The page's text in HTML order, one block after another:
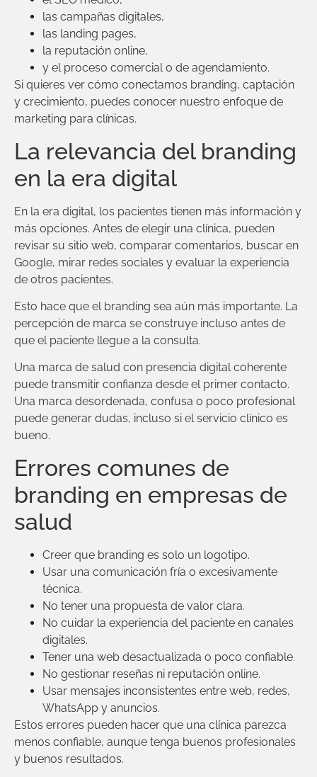
las campañas digitales,
las landing pages,
la reputación online,
y el proceso comercial o de agendamiento.
Si quieres ver cómo conectamos branding, captación
y crecimiento, puedes conocer nuestro enfoque de
marketing para clínicas.
La relevancia del branding
en la era digital
En la era digital, los pacientes tienen más información y
más opciones. Antes de elegir una clínica, pueden
revisar su sitio web, comparar comentarios, buscar en
Google, mirar redes sociales y evaluar la experiencia
de otros pacientes.
Esto hace que el branding sea aún más importante. La
percepción de marca se construye incluso antes de
que el paciente llegue a la consulta.
Una marca de salud con presencia digital coherente
puede transmitir confianza desde el primer contacto.
Una marca desordenada, confusa o poco profesional
puede generar dudas, incluso si el servicio clínico es
bueno.
Errores comunes de
branding en empresas de
salud
Creer que branding es solo un logotipo.
Usar una comunicación fría o excesivamente
técnica.
No tener una propuesta de valor clara.
No cuidar la experiencia del paciente en canales
digitales.
Tener una web desactualizada o poco confiable.
No gestionar reseñas ni reputación online.
Usar mensajes inconsistentes entre web, redes,
WhatsApp y anuncios.
Estos errores pueden hacer que una clínica parezca
menos confiable, aunque tenga buenos profesionales
y buenos resultados.